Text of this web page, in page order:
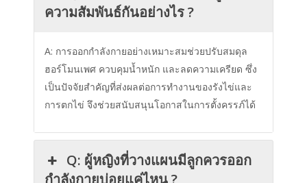
ความสัมพันธ์กันอย่างไร ?
A: การออกกำลังกายอย่างเหมาะสมช่วยปรับสมดุล
ฮอร์โมนเพศ ควบคุมน้ำหนัก และลดความเครียด ซึ่ง
เป็นปัจจัยสำคัญที่ส่งผลต่อการทำงานของรังไข่และ
การตกไข่ จึงช่วยสนับสนุนโอกาสในการตั้งครรภ์ได้
Q: ผู้หญิงที่วางแผนมีลูกควรออก
กำลังกายบ่อยแค่ไหน ?